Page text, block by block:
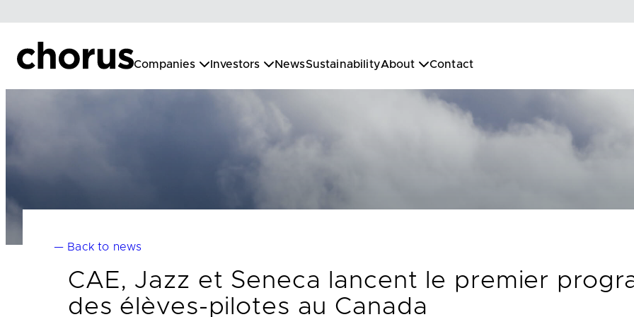
content
Companies Investors NewsSustainabilityAbout Contact
— Back to news
CAE, Jazz et Seneca lancent le premier
des élèves-pilotes au Canada